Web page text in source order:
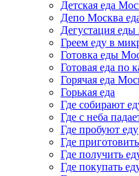
Детская еда
Депо Москва
Дегустация
Греем еду в
Готовка еды
Готовая еда по
Горячая еда
Горькая еда
Где собирают
Где с неба
Где пробуют еду
Где
Где получить
Где покупать